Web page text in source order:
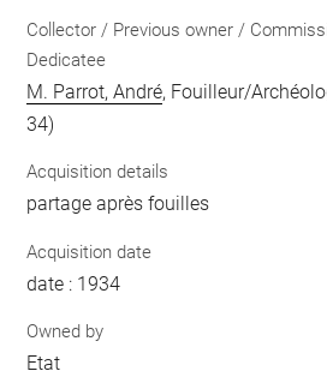
Collector / Previous owner /
Dedicatee
M. Parrot, André, Fouilleur/
34)
Acquisition details
partage après fouilles
Acquisition date
date : 1934
Owned by
Etat